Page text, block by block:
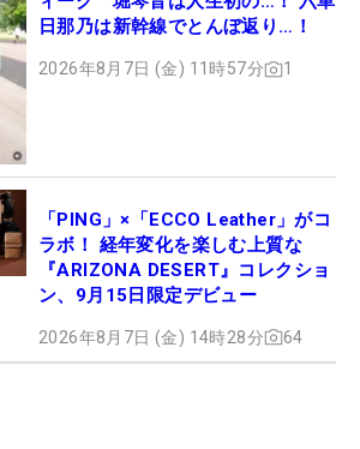
日那乃は新幹線でとんぼ返り…！
2026年8月7日 (金) 11時57分 1
「PING」×「ECCO Leather」がコ
ラボ！ 経年変化を楽しむ上質な
『ARIZONA DESERT』コレクショ
ン、9月15日限定デビュー
2026年8月7日 (金) 14時28分 64